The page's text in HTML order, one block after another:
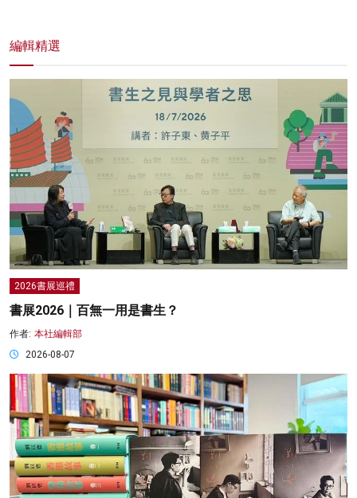
編輯精選
2026書展巡禮
書展2026｜百無一用是書生？
作者: 本社編輯部
2026-08-07